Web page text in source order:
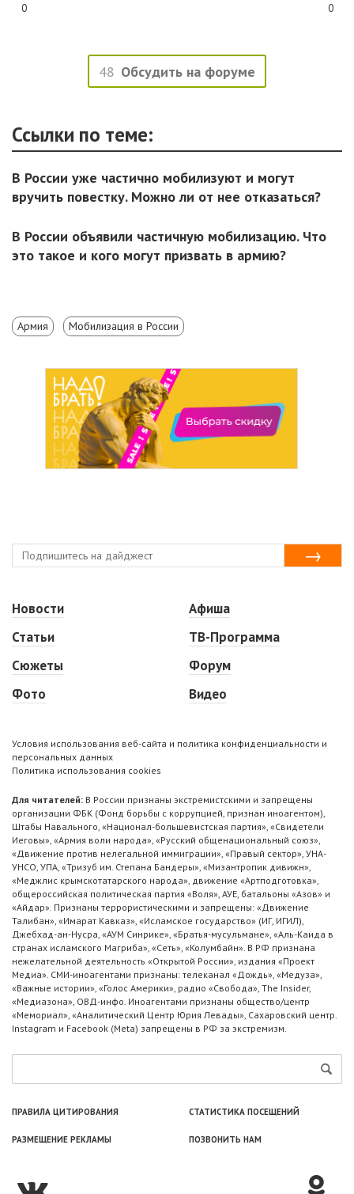
0 0
48 Обсудить на форуме
Ссылки по теме:
В России уже частично мобилизуют и могут
вручить повестку. Можно ли от нее отказаться?
В России объявили частичную мобилизацию. Что
это такое и кого могут призвать в армию?
Армия Мобилизация в России
Новости
Статьи
Сюжеты
Фото
Афиша
ТВ-Программа
Форум
Видео
Условия использования веб-сайта и политика конфиденциальности и
персональных данных
Политика использования cookies
Для читателей: В России признаны экстремистскими и запрещены
организации ФБК (Фонд борьбы с коррупцией, признан иноагентом),
Штабы Навального, «Национал-большевистская партия», «Свидетели
Иеговы», «Армия воли народа», «Русский общенациональный союз»,
«Движение против нелегальной иммиграции», «Правый сектор», УНА-
УНСО, УПА, «Тризуб им. Степана Бандеры», «Мизантропик дивижн»,
«Меджлис крымскотатарского народа», движение «Артподготовка»,
общероссийская политическая партия «Воля», АУЕ, батальоны «Азов» и
«Айдар». Признаны террористическими и запрещены: «Движение
Талибан», «Имарат Кавказ», «Исламское государство» (ИГ, ИГИЛ),
Джебхад-ан-Нусра, «АУМ Синрике», «Братья-мусульмане», «Аль-Каида в
странах исламского Магриба», «Сеть», «Колумбайн». В РФ признана
нежелательной деятельность «Открытой России», издания «Проект
Медиа». СМИ-иноагентами признаны: телеканал «Дождь», «Медуза»,
«Важные истории», «Голос Америки», радио «Свобода», The Insider,
«Медиазона», ОВД-инфо. Иноагентами признаны общество/центр
«Мемориал», «Аналитический Центр Юрия Левады», Сахаровский центр.
Instagram и Facebook (Metа) запрещены в РФ за экстремизм.
ПРАВИЛА ЦИТИРОВАНИЯ СТАТИСТИКА ПОСЕЩЕНИЙ
РАЗМЕЩЕНИЕ РЕКЛАМЫ ПОЗВОНИТЬ НАМ